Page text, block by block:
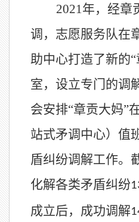
2021年，经章
调，志愿服务队在
助中心打造了新的
室，设立专门的调
会安排“章贡大妈”
站式矛调中心）值
盾纠纷调解工作。
化解各类矛盾纠纷
成立后，成功调解